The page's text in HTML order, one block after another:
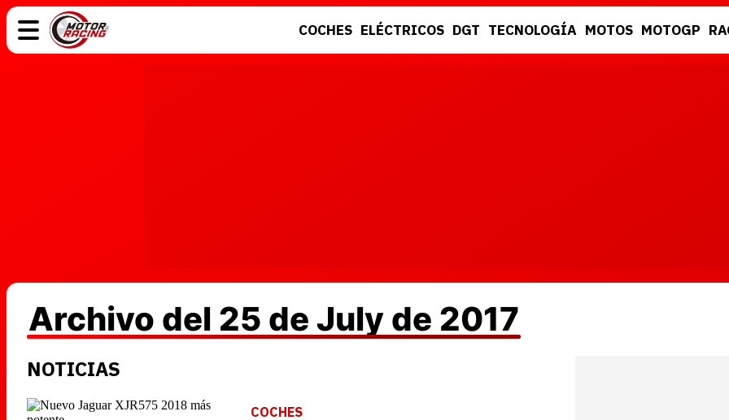
COCHES ELÉCTRICOS DGT TECNOLOGÍA MOTOS MOTOGP
Archivo del 25 de July de 2017
NOTICIAS
COCHES